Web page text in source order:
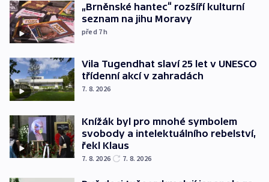
„Brněnské hantec“ rozšíří kulturní
seznam na jihu Moravy
před 7h
Vila Tugendhat slaví 25 let v UNESCO
třídenní akcí v zahradách
7. 8. 2026
Knížák byl pro mnohé symbolem
svobody a intelektuálního rebelství,
řekl Klaus
7. 8. 2026 7. 8. 2026